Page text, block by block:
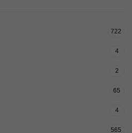
722
4
2
65
4
565